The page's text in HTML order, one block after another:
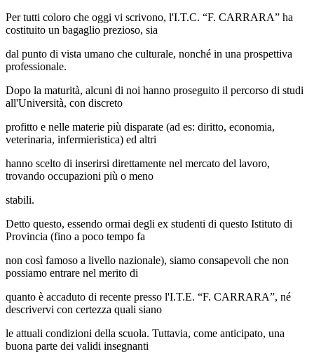
Per tutti coloro che oggi vi scrivono, l'I.T.C. “F. CARRARA” ha
costituito un bagaglio prezioso, sia
dal punto di vista umano che culturale, nonché in una prospettiva
professionale.
Dopo la maturità, alcuni di noi hanno proseguito il percorso di studi
all'Università, con discreto
profitto e nelle materie più disparate (ad es: diritto, economia,
veterinaria, infermieristica) ed altri
hanno scelto di inserirsi direttamente nel mercato del lavoro,
trovando occupazioni più o meno
stabili.
Detto questo, essendo ormai degli ex studenti di questo Istituto di
Provincia (fino a poco tempo fa
non così famoso a livello nazionale), siamo consapevoli che non
possiamo entrare nel merito di
quanto è accaduto di recente presso l'I.T.E. “F. CARRARA”, né
descrivervi con certezza quali siano
le attuali condizioni della scuola. Tuttavia, come anticipato, una
buona parte dei validi insegnanti